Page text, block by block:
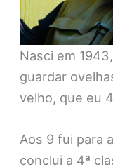
Nasci em
guardar
velho, que eu
Aos 9 fui para
conclui a 4ª